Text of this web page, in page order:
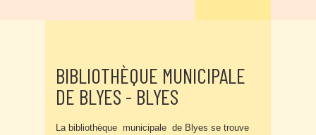
BIBLIOTHÈQUE MUNICIPALE
DE BLYES - BLYES
La bibliothèque municipale de Blyes se trouve